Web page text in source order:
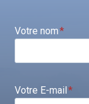
Votre nom*
Votre E-mail*